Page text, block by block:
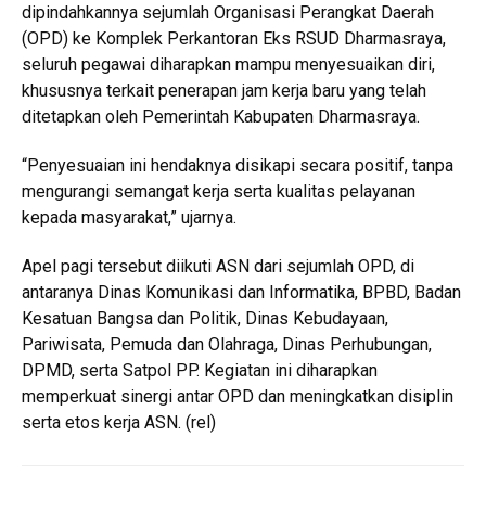
dipindahkannya sejumlah Organisasi Perangkat Daerah
(OPD) ke Komplek Perkantoran Eks RSUD Dharmasraya,
seluruh pegawai diharapkan mampu menyesuaikan diri,
khususnya terkait penerapan jam kerja baru yang telah
ditetapkan oleh Pemerintah Kabupaten Dharmasraya.
“Penyesuaian ini hendaknya disikapi secara positif, tanpa
mengurangi semangat kerja serta kualitas pelayanan
kepada masyarakat,” ujarnya.
Apel pagi tersebut diikuti ASN dari sejumlah OPD, di
antaranya Dinas Komunikasi dan Informatika, BPBD, Badan
Kesatuan Bangsa dan Politik, Dinas Kebudayaan,
Pariwisata, Pemuda dan Olahraga, Dinas Perhubungan,
DPMD, serta Satpol PP. Kegiatan ini diharapkan
memperkuat sinergi antar OPD dan meningkatkan disiplin
serta etos kerja ASN. (rel)